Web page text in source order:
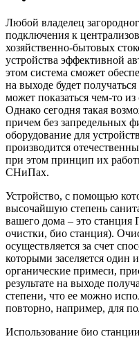
Любой владелец
подключения к
хозяйственно-бытовых
устройства эффективной
этом система сможет
на выходе будет
может показаться чем-то
Однако сегодня такая
причем без запредельных
оборудование для
производится
при этом принцип их
СНиПах.
Устройство, с помощью
высочайшую степень
вашего дома – это станция
очистки, био станция).
осуществляется за счет
которыми заселяется один
органические примеси,
результате на выходе
степени, что ее можно
повторно, например, для
Использование био